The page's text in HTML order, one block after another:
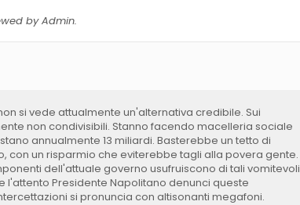
by Admin.
si vede attualmente un'alternativa credibile. Sui
non condivisibili. Stanno facendo macelleria sociale
annualmente 13 miliardi. Basterebbe un tetto di
con un risparmio che eviterebbe tagli alla povera gente.
dell'attuale governo usufruiscono di tali vomitevoli
l'attento Presidente Napolitano denunci queste
si pronuncia con altisonanti megafoni.